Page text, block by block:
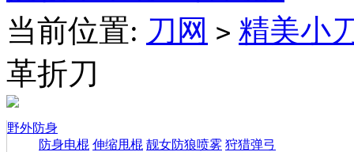
当前位置: 刀网 > 精美小
革折刀
野外防身
防身电棍 伸缩甩棍 靓女防狼喷雾 狩猎弹弓